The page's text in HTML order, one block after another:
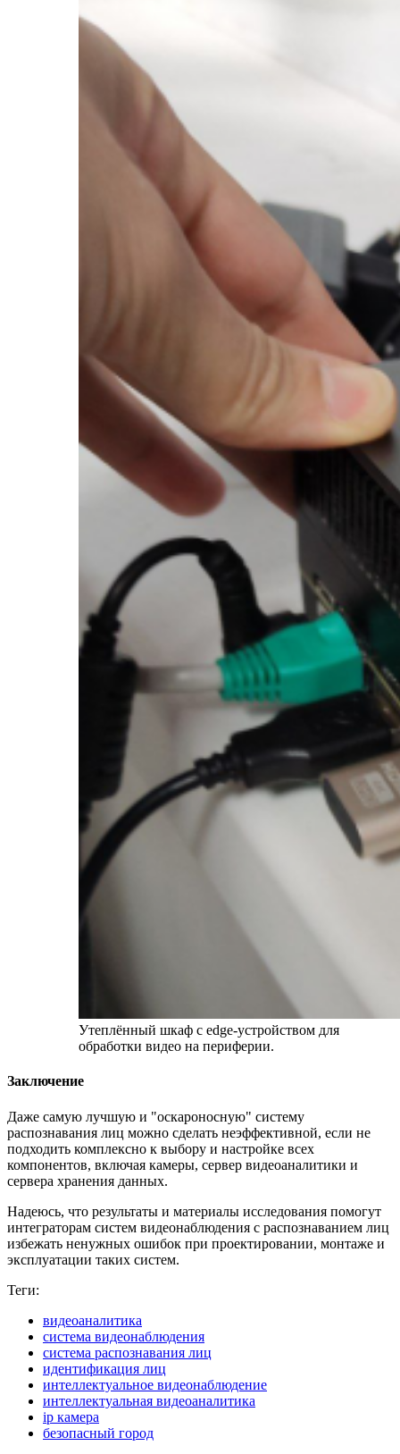
Утеплённый шкаф с edge-устройством для
обработки видео на периферии.
Заключение
Даже самую лучшую и "оскароносную" систему
распознавания лиц можно сделать неэффективной, если не
подходить комплексно к выбору и настройке всех
компонентов, включая камеры, сервер видеоаналитики и
сервера хранения данных.
Надеюсь, что результаты и материалы исследования помогут
интеграторам систем видеонаблюдения с распознаванием лиц
избежать ненужных ошибок при проектировании, монтаже и
эксплуатации таких систем.
Теги:
видеоаналитика
система видеонаблюдения
система распознавания лиц
идентификация лиц
интеллектуальное видеонаблюдение
интеллектуальная видеоаналитика
ip камера
безопасный город